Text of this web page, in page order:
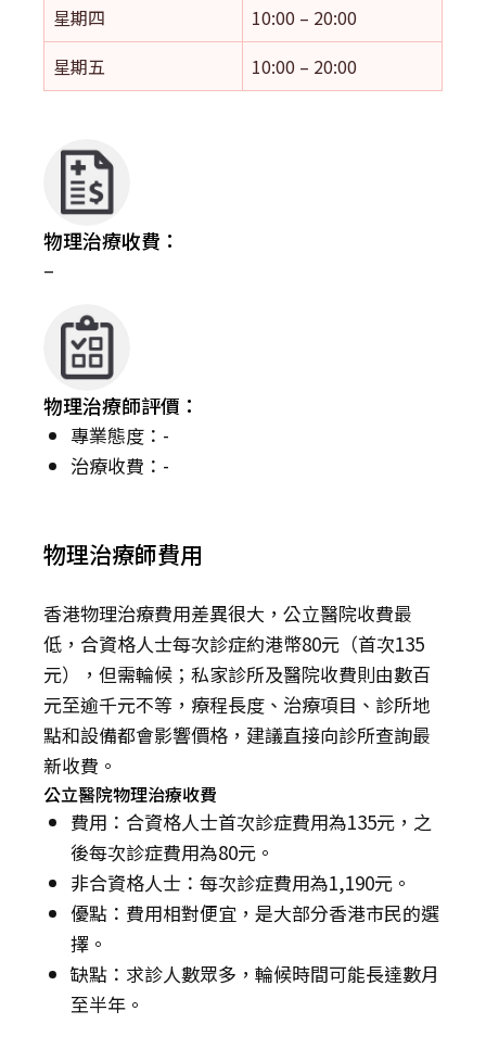
星期四
10:00 – 20:00
星期五
10:00 – 20:00
物理治療收費：
–
物理治療師評價：
專業態度：-
治療收費：-
物理治療師費用
香港物理治療費用差異很大，公立醫院收費最
低，合資格人士每次診症約港幣80元（首次135
元），但需輪候；私家診所及醫院收費則由數百
元至逾千元不等，療程長度、治療項目、診所地
點和設備都會影響價格，建議直接向診所查詢最
新收費。
公立醫院物理治療收費
費用：合資格人士首次診症費用為135元，之
後每次診症費用為80元。
非合資格人士：每次診症費用為1,190元。
優點：費用相對便宜，是大部分香港市民的選
擇。
缺點：求診人數眾多，輪候時間可能長達數月
至半年。